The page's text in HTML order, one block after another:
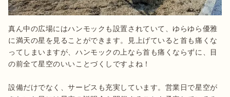
真ん中の広場にはハンモックも設置されていて、ゆらゆら優雅
に満天の星を見ることができます。見上げていると首も痛くな
ってしまいますが、ハンモックの上なら首も痛くならずに、目
の前全て星空のいいことづくしですよね！
設備だけでなく、サービスも充実しています。営業日で星空が